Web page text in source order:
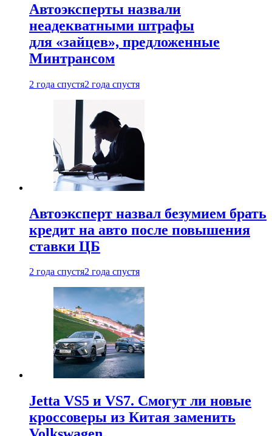
Автоэксперты назвали
неадекватными штрафы
для «зайцев», предложенные
Минтрансом
2 года спустя2 года спустя
Автоэксперт назвал безумием брать
кредит на авто после повышения
ставки ЦБ
2 года спустя2 года спустя
Jetta VS5 и VS7. Смогут ли новые
кроссоверы из Китая заменить